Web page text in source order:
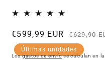
€629,90
€599,99 EUR
Últimas unidades
Losgastos de envíose calculan en la